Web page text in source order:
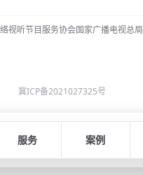
视听节目服务协会国家广播电视总局
冀ICP备2021027325号
服务 案例